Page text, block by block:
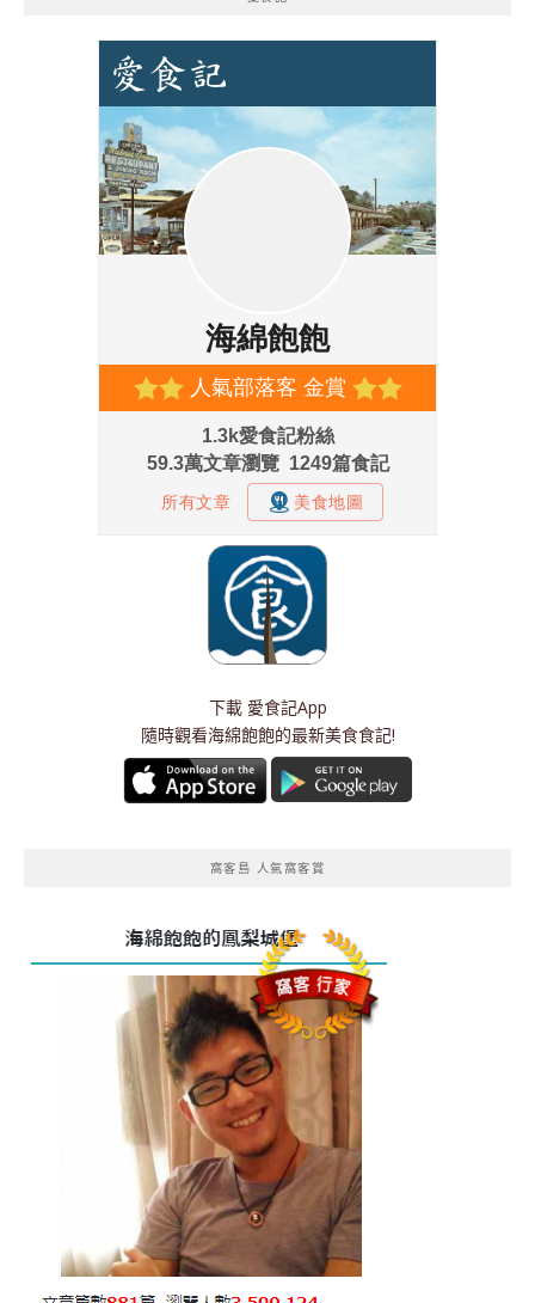
下載 愛食記App
隨時觀看海綿飽飽的最新美食食記!
窩客島 人氣窩客賞